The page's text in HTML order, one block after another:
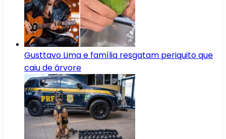
Gusttavo Lima e família resgatam periquito que
caiu de árvore